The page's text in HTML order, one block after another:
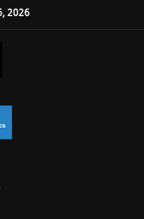
2026